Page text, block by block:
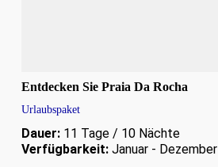
Entdecken Sie Praia Da Rocha
Urlaubspaket
Dauer:11 Tage / 10 Nächte
Verfügbarkeit:Januar - Dezember